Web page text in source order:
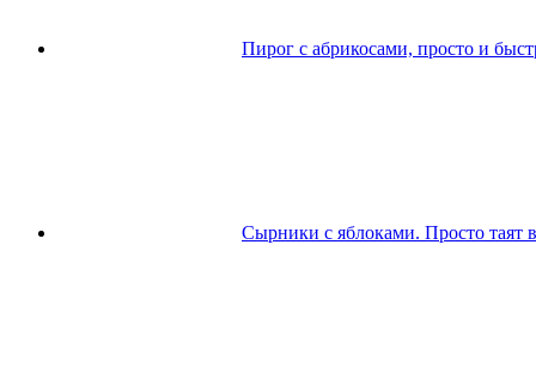
Пирог с абрикосами, просто и
Сырники с яблоками. Просто таят